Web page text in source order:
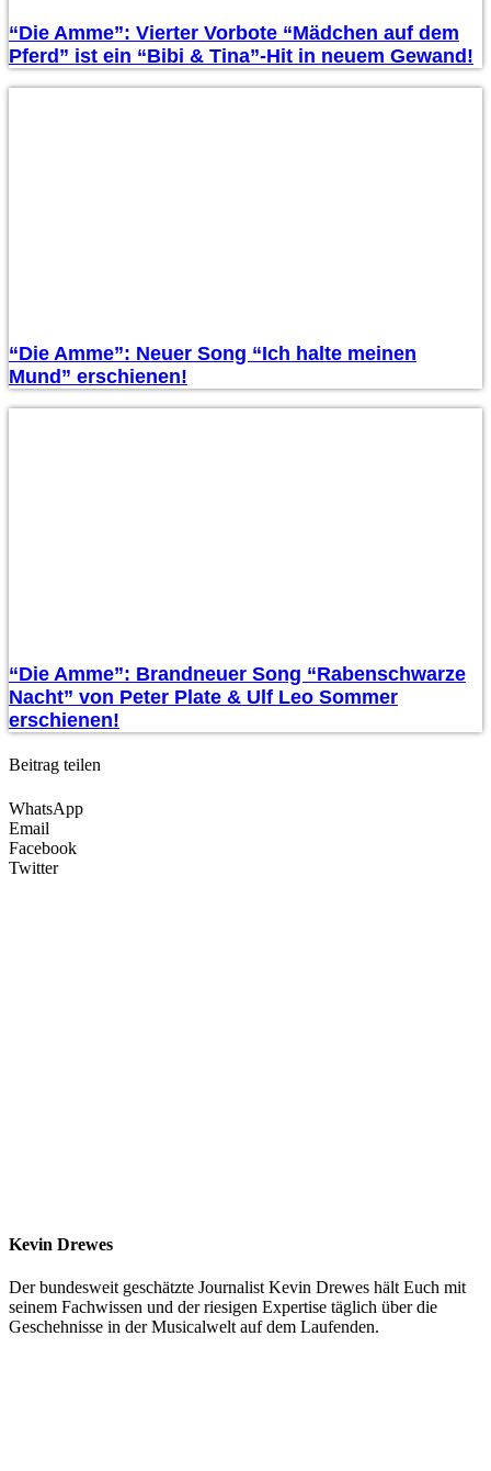
“Die Amme”: Vierter Vorbote “Mädchen auf dem
Pferd” ist ein “Bibi & Tina”-Hit in neuem Gewand!
“Die Amme”: Neuer Song “Ich halte meinen
Mund” erschienen!
“Die Amme”: Brandneuer Song “Rabenschwarze
Nacht” von Peter Plate & Ulf Leo Sommer
erschienen!
Beitrag teilen
WhatsApp
Email
Facebook
Twitter
Kevin Drewes
Der bundesweit geschätzte Journalist Kevin Drewes hält Euch mit
seinem Fachwissen und der riesigen Expertise täglich über die
Geschehnisse in der Musicalwelt auf dem Laufenden.